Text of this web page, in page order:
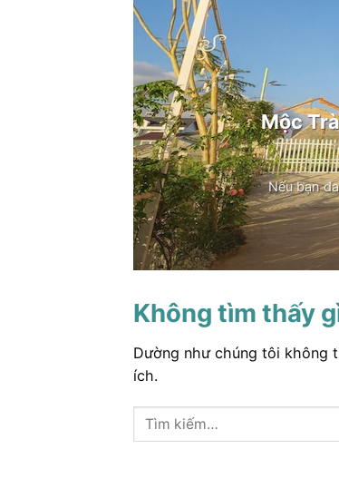
Mộc
Nếu bạn
Không tìm thấy
Dường như chúng tôi không
ích.